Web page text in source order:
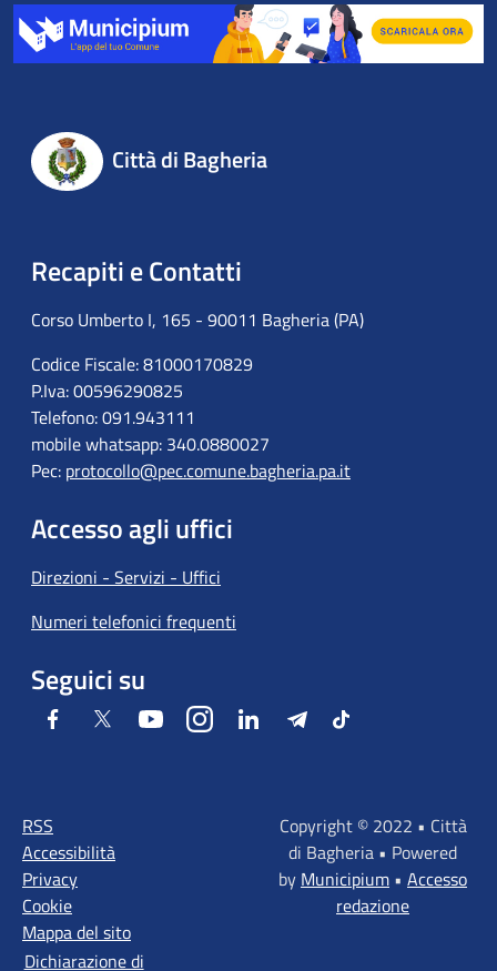
Città di Bagheria
Recapiti e Contatti
Corso Umberto I, 165 - 90011 Bagheria (PA)
Codice Fiscale: 81000170829
P.Iva: 00596290825
Telefono: 091.943111
mobile whatsapp: 340.0880027
Pec: protocollo@pec.comune.bagheria.pa.it
Accesso agli uffici
Direzioni - Servizi - Uffici
Numeri telefonici frequenti
Seguici su
Facebook Twitter YoutubeInstagramLinkedIn TelegramTiktok
RSS
Accessibilità
Privacy
Cookie
Mappa del sito
Dichiarazione di
Copyright © 2022 • Città
di Bagheria • Powered
by Municipium • Accesso
redazione